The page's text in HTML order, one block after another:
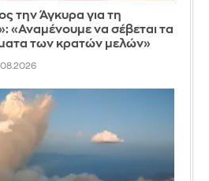
την Άγκυρα για τη
«Αναμένουμε να σέβεται τα
των κρατών μελών»